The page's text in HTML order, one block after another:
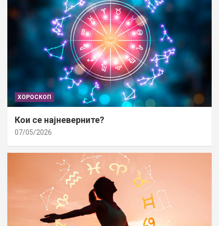
ХОРОСКОП
Кои се најневерните?
07/05/2026